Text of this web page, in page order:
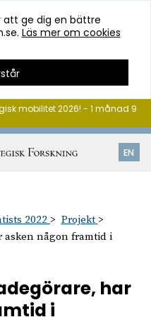
att ge dig en bättre
Läs mer om cookies
EN
mobilitet 2026! - 1 månad 9
2022
Projekt
asken någon framtid i
har
i